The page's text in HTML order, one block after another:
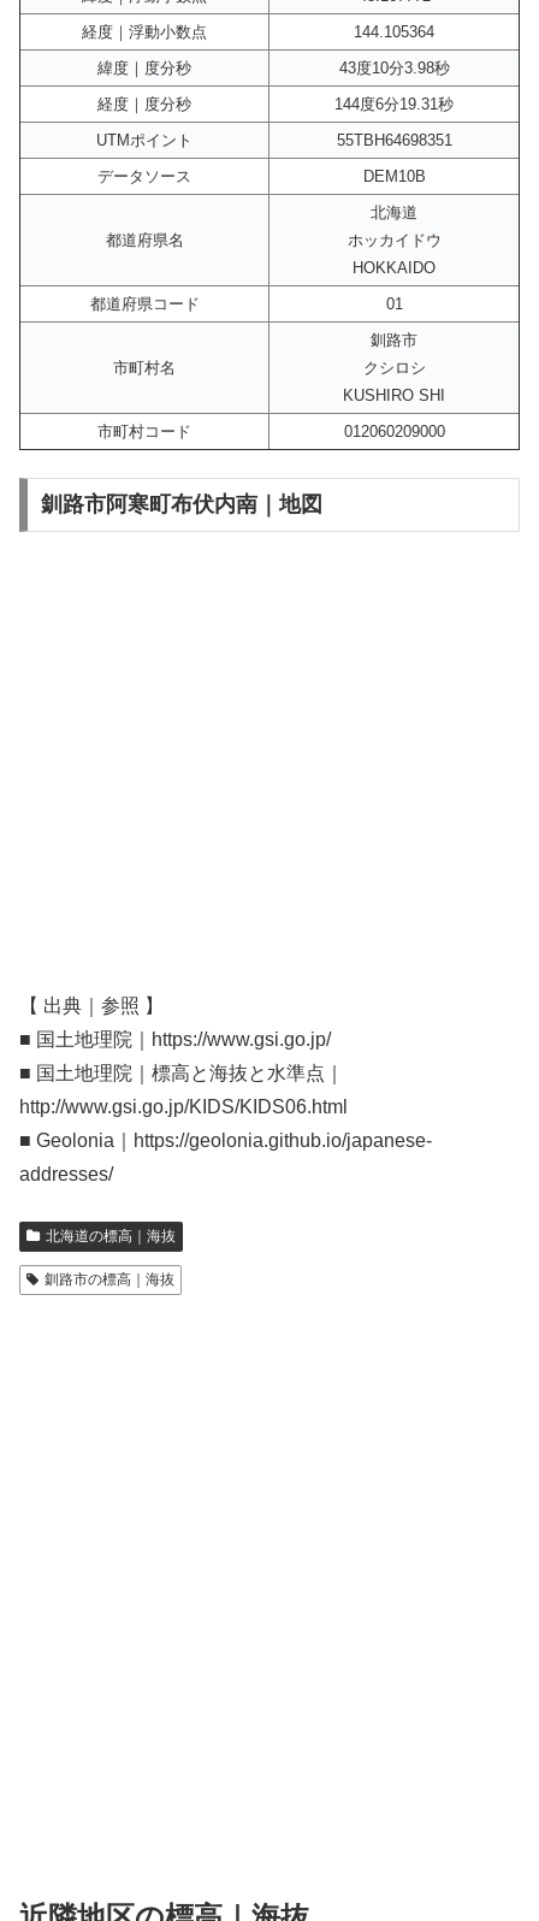
経度｜浮動小数点
144.105364
緯度｜度分秒
43度10分3.98秒
経度｜度分秒
144度6分19.31秒
UTMポイント
55TBH64698351
データソース
DEM10B
都道府県名
北海道
ホッカイドウ
HOKKAIDO
都道府県コード
01
市町村名
釧路市
クシロシ
KUSHIRO SHI
市町村コード
012060209000
釧路市阿寒町布伏内南｜地図
【 出典｜参照 】
■ 国土地理院｜https://www.gsi.go.jp/
■ 国土地理院｜標高と海抜と水準点｜
http://www.gsi.go.jp/KIDS/KIDS06.html
■ Geolonia｜https://geolonia.github.io/japanese-
addresses/
北海道の標高｜海抜
釧路市の標高｜海抜